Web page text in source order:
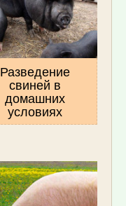
Разведение
свиней в
домашних
условиях